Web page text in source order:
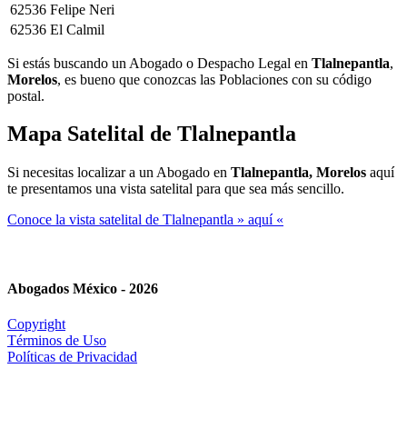
62536 Felipe Neri
62536 El Calmil
Si estás buscando un Abogado o Despacho Legal en Tlalnepantla,
Morelos, es bueno que conozcas las Poblaciones con su código
postal.
Mapa Satelital de Tlalnepantla
Si necesitas localizar a un Abogado en Tlalnepantla, Morelos aquí
te presentamos una vista satelital para que sea más sencillo.
Conoce la vista satelital de Tlalnepantla » aquí «
Abogados México - 2026
Copyright
Términos de Uso
Políticas de Privacidad